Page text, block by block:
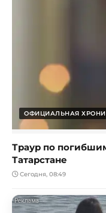
ОФИЦИАЛЬНАЯ
Траур по
Татарстане
Сегодня, 08:49